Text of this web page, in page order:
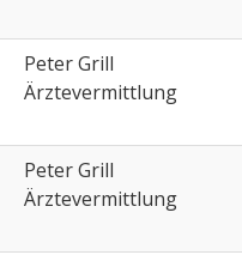
Peter Grill
Ärztevermittlung
Peter Grill
Ärztevermittlung